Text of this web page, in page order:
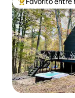
De los mejores